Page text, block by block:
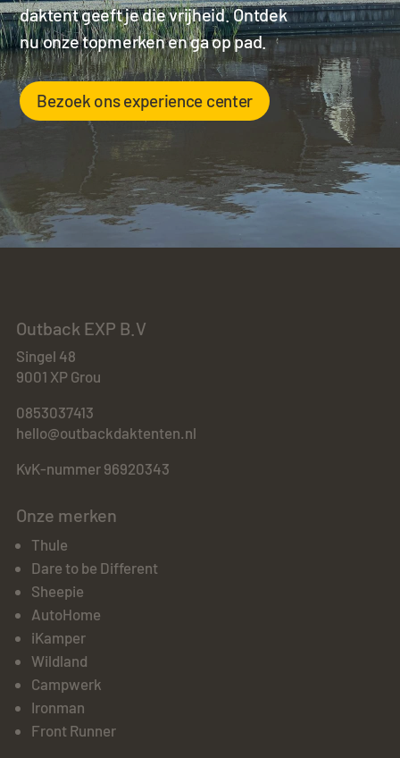
daktent geeft je die vrijheid. Ontdek
nu onze topmerken en ga op pad.
Bezoek ons experience center
Outback EXP B.V
Singel 48
9001 XP Grou
0853037413
hello@outbackdaktenten.nl
KvK-nummer 96920343
Onze merken
Thule
Dare to be Different
Sheepie
AutoHome
iKamper
Wildland
Campwerk
Ironman
Front Runner